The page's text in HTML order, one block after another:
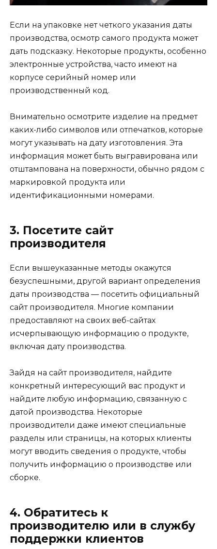
Если на упаковке нет четкого указания даты
производства, осмотр самого продукта может
дать подсказку. Некоторые продукты, особенно
электронные устройства, часто имеют на
корпусе серийный номер или
производственный код.
Внимательно осмотрите изделие на предмет
каких-либо символов или отпечатков, которые
могут указывать на дату изготовления. Эта
информация может быть выгравирована или
отштампована на поверхности, обычно рядом с
маркировкой продукта или
идентификационными номерами.
3. Посетите сайт
производителя
Если вышеуказанные методы окажутся
безуспешными, другой вариант определения
даты производства — посетить официальный
сайт производителя. Многие компании
предоставляют на своих веб-сайтах
исчерпывающую информацию о продукте,
включая дату производства.
Зайдя на сайт производителя, найдите
конкретный интересующий вас продукт и
найдите любую информацию, связанную с
датой производства. Некоторые
производители даже имеют специальные
разделы или страницы, на которых клиенты
могут вводить сведения о продукте, чтобы
получить информацию о производстве или
сборке.
4. Обратитесь к
производителю или в службу
поддержки клиентов